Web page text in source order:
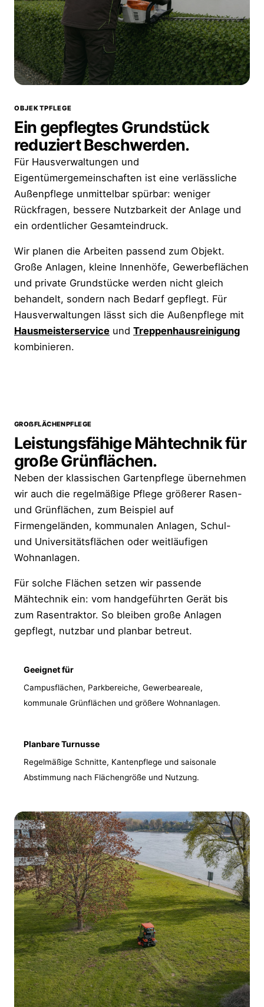
OBJEKTPFLEGE
Ein gepflegtes Grundstück
reduziert Beschwerden.
Für Hausverwaltungen und
Eigentümergemeinschaften ist eine verlässliche
Außenpflege unmittelbar spürbar: weniger
Rückfragen, bessere Nutzbarkeit der Anlage und
ein ordentlicher Gesamteindruck.
Wir planen die Arbeiten passend zum Objekt.
Große Anlagen, kleine Innenhöfe, Gewerbeflächen
und private Grundstücke werden nicht gleich
behandelt, sondern nach Bedarf gepflegt. Für
Hausverwaltungen lässt sich die Außenpflege mit
Hausmeisterservice und Treppenhausreinigung
kombinieren.
GROẞFLÄCHENPFLEGE
Leistungsfähige Mähtechnik für
große Grünflächen.
Neben der klassischen Gartenpflege übernehmen
wir auch die regelmäßige Pflege größerer Rasen-
und Grünflächen, zum Beispiel auf
Firmengeländen, kommunalen Anlagen, Schul-
und Universitätsflächen oder weitläufigen
Wohnanlagen.
Für solche Flächen setzen wir passende
Mähtechnik ein: vom handgeführten Gerät bis
zum Rasentraktor. So bleiben große Anlagen
gepflegt, nutzbar und planbar betreut.
Geeignet für
Campusflächen, Parkbereiche, Gewerbeareale,
kommunale Grünflächen und größere Wohnanlagen.
Planbare Turnusse
Regelmäßige Schnitte, Kantenpflege und saisonale
Abstimmung nach Flächengröße und Nutzung.